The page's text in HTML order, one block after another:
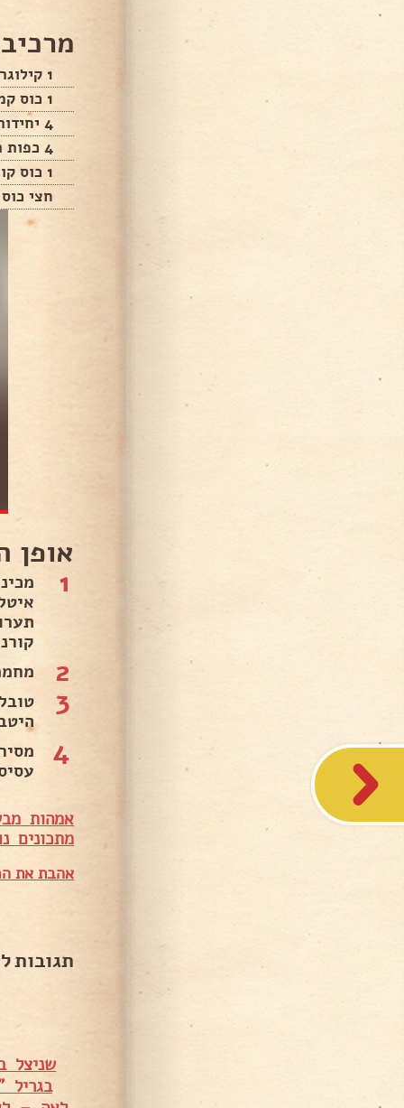
1 קילוגרם חזה עוף
1 כוס קמח
4 יחידות ביצים
4 כפות תערובת תבלינים איטלקית
1 כוס קורנפלקס טחון
חצי
אופן
1
קורנפלקס
2
3
4
אמהות
מתכונים
אהבת את
תגובות
שניצל